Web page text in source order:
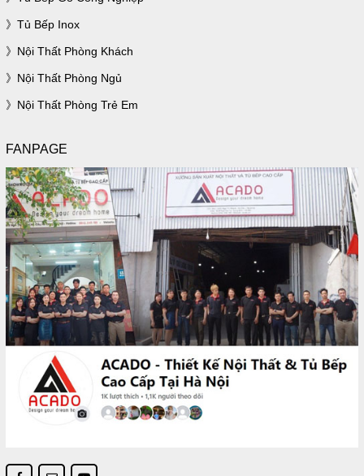
Tủ Bếp Inox
Nội Thất Phòng Khách
Nội Thất Phòng Ngủ
Nội Thất Phòng Trẻ Em
FANPAGE